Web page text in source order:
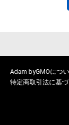
Adam byGMOにつ
特定商取引法に基